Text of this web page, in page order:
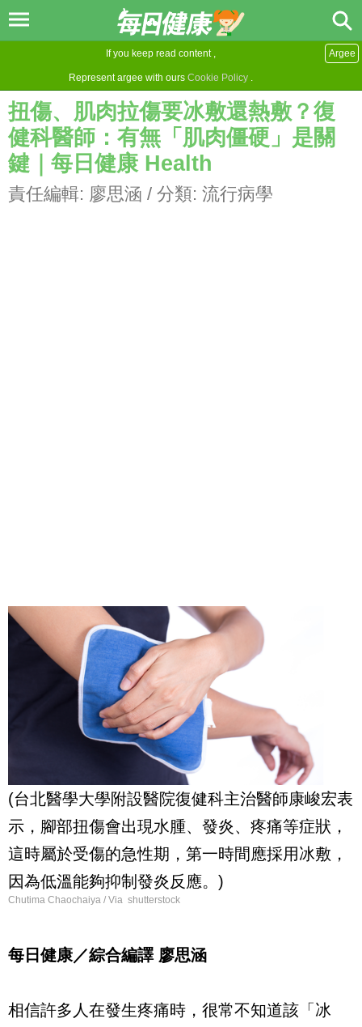
If you keep read content ,
Represent argee with ours Cookie Policy .
Argee
扭傷、肌肉拉傷要冰敷還熱敷？復
健科醫師：有無「肌肉僵硬」是關
鍵｜每日健康 Health
責任編輯: 廖思涵 / 分類: 流行病學
(台北醫學大學附設醫院復健科主治醫師康峻宏表
示，腳部扭傷會出現水腫、發炎、疼痛等症狀，
這時屬於受傷的急性期，第一時間應採用冰敷，
因為低溫能夠抑制發炎反應。)
Chutima Chaochaiya / Via shutterstock
每日健康／綜合編譯 廖思涵
相信許多人在發生疼痛時，很常不知道該「冰